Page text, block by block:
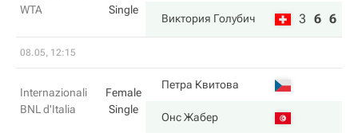
WTA
Single
Виктория Голубич 3 6 6
08.05, 12:15
Internazionali
BNL d'Italia
Female
Single
Петра Квитова
Онс Жабер